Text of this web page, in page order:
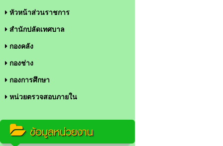
หัวหน้าส่วนราชการ
สำนักปลัดเทศบาล
กองคลัง
กองช่าง
กองการศึกษา
หน่วยตรวจสอบภายใน
ข้อมูลหน่วยงาน